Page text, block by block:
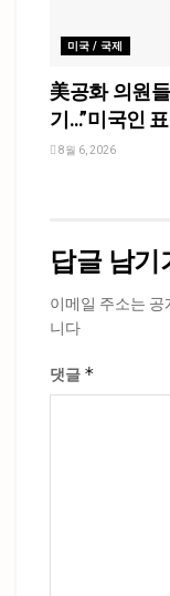
미국 / 국제
美공화 의원
기…”미국인
8월 6, 2026
답글 남기
이메일 주소는 공
니다
댓글 *